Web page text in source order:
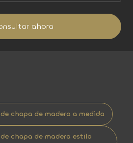
ahora
chapa de madera a medida
chapa de madera estilo